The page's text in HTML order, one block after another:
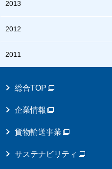
2013
2012
2011
総合TOP
企業情報
貨物輸送事業
サステナビリティ